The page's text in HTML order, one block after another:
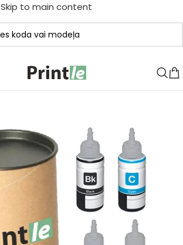
Skip to main content